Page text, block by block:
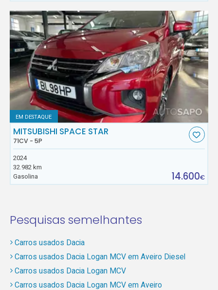
EM DESTAQUE
MITSUBISHI SPACE STAR
71CV - 5P
2024
32.982 km
Gasolina
14.600€
Pesquisas semelhantes
Carros usados Dacia
Carros usados Dacia Logan MCV em Aveiro Diesel
Carros usados Dacia Logan MCV
Carros usados Dacia Logan MCV em Aveiro